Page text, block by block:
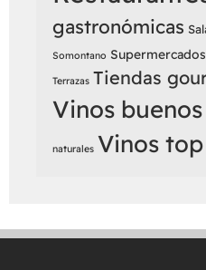
gastronómicas
Somontano Supermercados
Terrazas Tiendas
Vinos
naturales Vinos top